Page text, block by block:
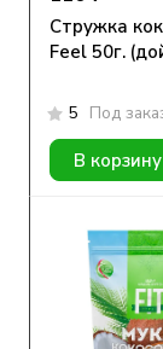
Стружка
Feel 50г.
5 Под
В корзину